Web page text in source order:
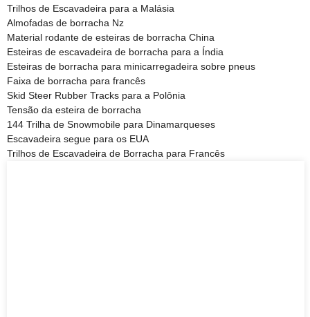
Trilhos de Escavadeira para a Malásia
Almofadas de borracha Nz
Material rodante de esteiras de borracha China
Esteiras de escavadeira de borracha para a Índia
Esteiras de borracha para minicarregadeira sobre pneus
Faixa de borracha para francês
Skid Steer Rubber Tracks para a Polônia
Tensão da esteira de borracha
144 Trilha de Snowmobile para Dinamarqueses
Escavadeira segue para os EUA
Trilhos de Escavadeira de Borracha para Francês